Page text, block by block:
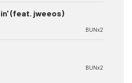
(feat. jweeos)
BUNx2
BUNx2